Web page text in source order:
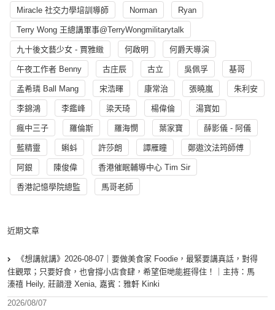
Miracle 社交力學培訓導師 Norman Ryan
Terry Wong 王總講軍事@TerryWongmilitarytalk
九十後文藝少女 - 賈雅緻 何啟明 何爵天導演
午夜工作者 Benny 古庄辰 古立 吳佩孚 基哥
孟希璘 Ball Mang 宋浩暉 康常治 張曉嵐 朱利安
李錦鴻 李鑑峰 梁天琦 楊偉倫 湯寳如
瘋中三子 羅倫斯 羅海憫 葉家寶 薛影儀 - 阿儀
藍精靈 蝌蚪 許莎朗 譚雁瞳 鄭遨汶法筠師傅
阿銀 陳俊偉 香港催眠輔導中心 Tim Sir
香港記憶學院總監 馬哥老師
近期文章
《想講就講》2026-08-07｜要做美食家 Foodie，最緊要講真話，對得
住觀眾；只要好食，也會撐小店食肆，希望佢哋能捱得住！｜主持：馬
溱禧 Heily, 莊韻澄 Xenia, 嘉賓：雅軒 Kinki
2026/08/07